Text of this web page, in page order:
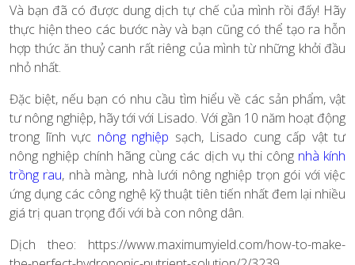
Và bạn đã có được dung dịch tự chế của mình rồi đấy! Hãy
thực hiện theo các bước này và bạn cũng có thể tạo ra hỗn
hợp thức ăn thuỷ canh rất riêng của mình từ những khởi đầu
nhỏ nhất.
Đặc biệt, nếu bạn có nhu cầu tìm hiểu về các sản phẩm, vật
tư nông nghiệp, hãy tới với Lisado. Với gần 10 năm hoạt động
trong lĩnh vực nông nghiệp sạch, Lisado cung cấp vật tư
nông nghiệp chính hãng cùng các dịch vụ thi công nhà kính
trồng rau, nhà màng, nhà lưới nông nghiệp trọn gói với việc
ứng dụng các công nghệ kỹ thuật tiên tiến nhất đem lại nhiều
giá trị quan trọng đối với bà con nông dân.
Dịch theo: https://www.maximumyield.com/how-to-make-